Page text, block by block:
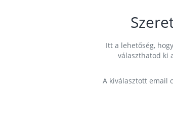
Itt a lehetőség,
választhatod ki
A kiválasztott email